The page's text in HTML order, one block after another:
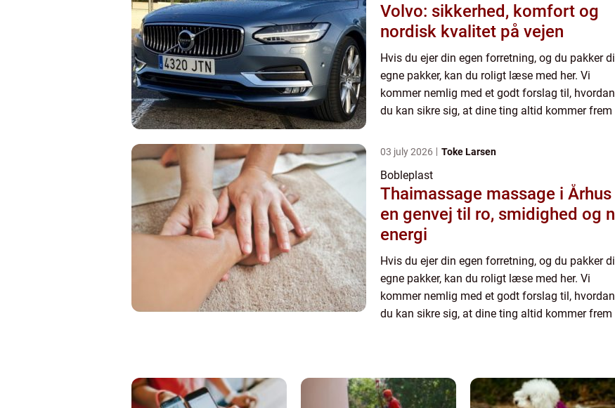
Volvo: sikkerhed, komfort og
nordisk kvalitet på vejen
Hvis du ejer din egen forretning, og du pakker
egne pakker, kan du roligt læse med her. Vi
kommer nemlig med et godt forslag til, hvordan
du kan sikre sig, at dine ting altid kommer frem
tran...
03 july 2026 Toke Larsen
Bobleplast
Thaimassage massage i Århus
en genvej til ro, smidighed og
energi
Hvis du ejer din egen forretning, og du pakker
egne pakker, kan du roligt læse med her. Vi
kommer nemlig med et godt forslag til, hvordan
du kan sikre sig, at dine ting altid kommer frem